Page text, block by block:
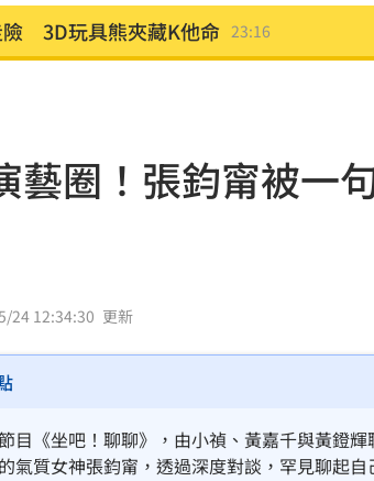
險 3D玩具熊夾藏K他命 23:16
為3萬筆電互告慘勝
末日 網驚：聖經十災 23:06
億 他：不聽衛福部勸
瀚：台東變五五波
蘋》台北市...
礦泉水曝曬恐致癌
房貸10年暴增逾400萬 22:59
藝圈！張鈞甯被
24 12:34:30 更新
目《坐吧！聊聊》，由小禎、黃嘉千與黃鐙
氣質女神張鈞甯，透過深度對談，罕見聊起